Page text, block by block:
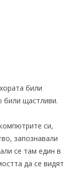
били
били щастливи.
си,
запознавали
се там един в
да се видят